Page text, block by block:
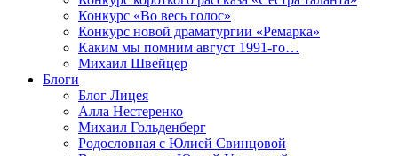
Конкурс «Во весь голос»
Конкурс новой драматургии «Ремарка»
Каким мы помним август 1991-го…
Михаил Швейцер
Блоги
Блог Лицея
Алла Нестеренко
Михаил Гольденберг
Родословная с Юлией Свинцовой